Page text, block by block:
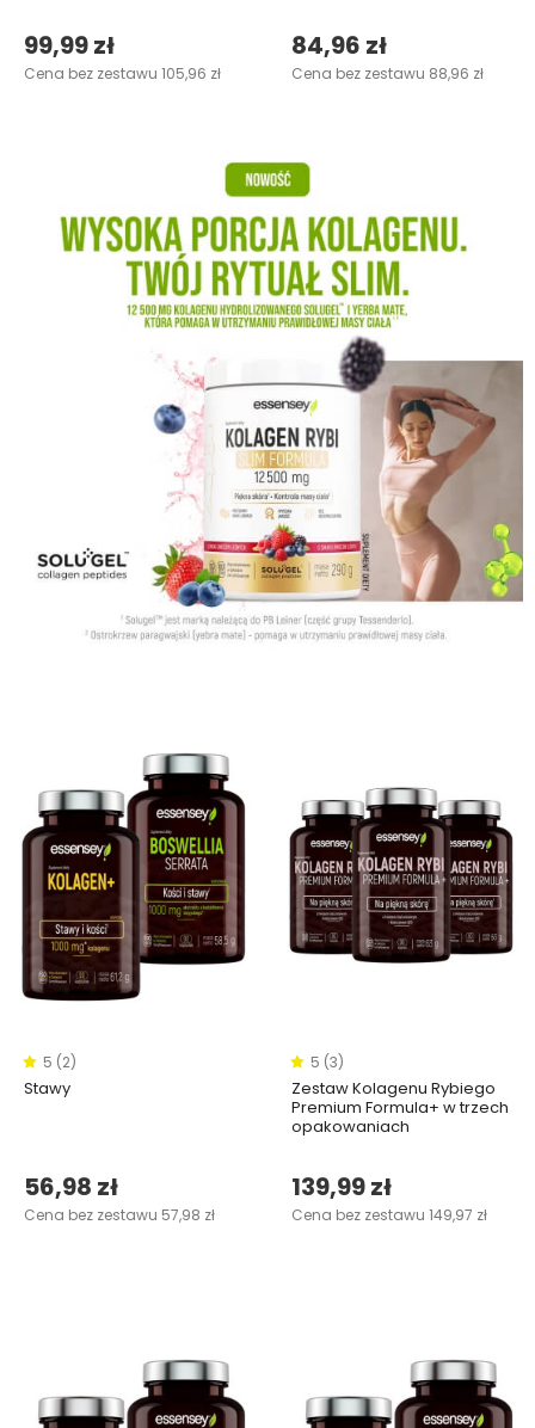
99,99 zł
Cena bez zestawu 105,96 zł
84,96 zł
Cena bez zestawu 88,96 zł
5 (2)
Stawy
56,98 zł
Cena bez zestawu 57,98 zł
5 (3)
Zestaw Kolagenu Rybiego
Premium Formula+ w trzech
opakowaniach
139,99 zł
Cena bez zestawu 149,97 zł